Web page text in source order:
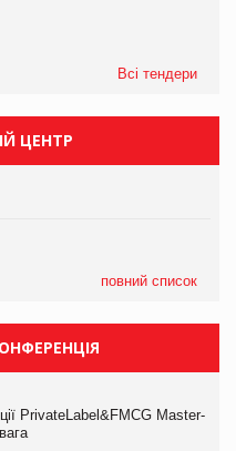
Всі тендери
ЦЕНТР
повний список
PrivateLabel&FMCG Master-